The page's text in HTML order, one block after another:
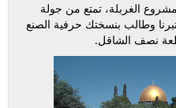
الغربلة، تمتع من جولة
وطالب بنسختك حرفية الصنع
نصف الشاقل.